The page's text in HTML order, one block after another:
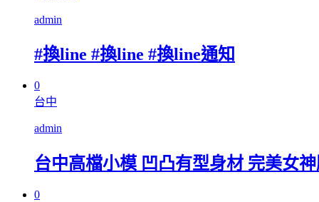
admin
#換line #換line #換line通知
0
台中
admin
台中高檔小模 凹凸有型身材 完美女
0